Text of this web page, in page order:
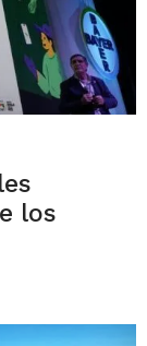
los